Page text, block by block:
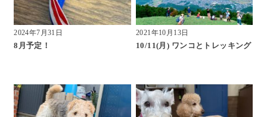
2024年7月31日
8月予定！
2021年10月13日
10/11(月) ワンコとトレッキング